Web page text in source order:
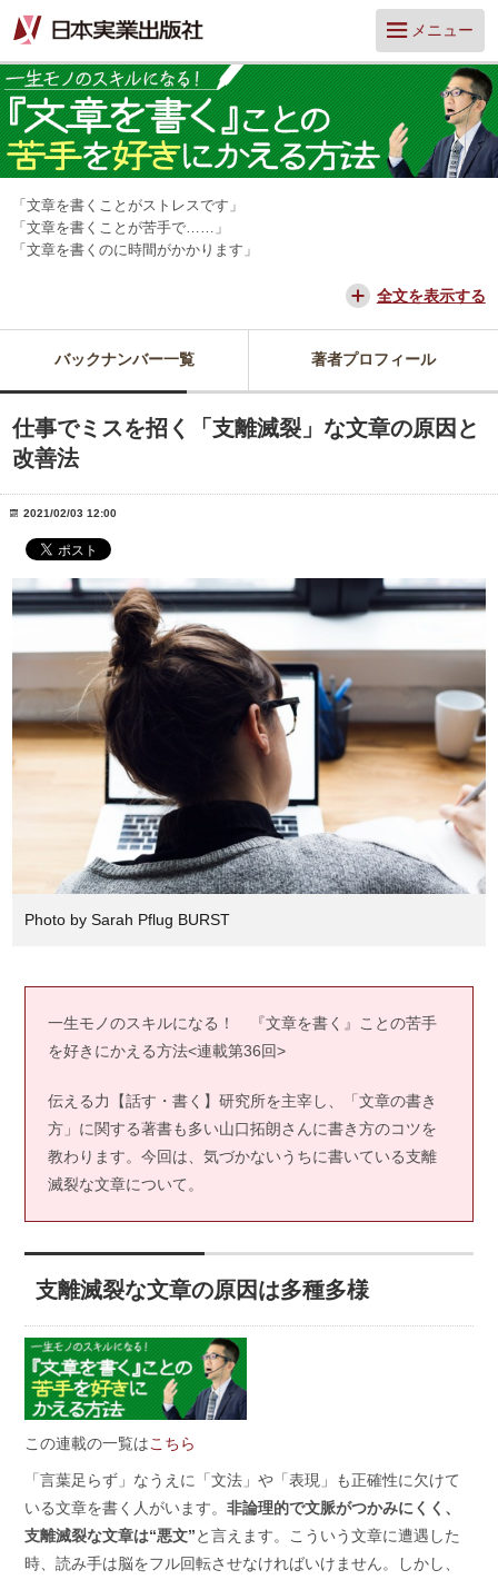
メニュー
「文章を書くことがストレスです」
「文章を書くことが苦手で……」
「文章を書くのに時間がかかります」
し、文章を書けるかどうかは、仕事の成果や周囲の評価に大きく関わり
も文章ってどう書けばいいんですか？』を著書にもつ、山口拓朗さんで
経験した中から導き出した、「書くことが嫌い」を「書くことが好き」
へと変える、文章作成のコツを教えてもらいます。
全文を表示する
バックナンバー一覧 著者プロフィール
仕事でミスを招く「支離滅裂」な文章の原因と
改善法
2021/02/03 12:00
Photo by Sarah Pflug BURST
一生モノのスキルになる！ 『文章を書く』ことの苦手
を好きにかえる方法<連載第36回>
伝える力【話す・書く】研究所を主宰し、「文章の書き
方」に関する著書も多い山口拓朗さんに書き方のコツを
教わります。今回は、気づかないうちに書いている支離
滅裂な文章について。
支離滅裂な文章の原因は多種多様
この連載の一覧はこちら
「言葉足らず」なうえに「文法」や「表現」も正確性に欠けて
いる文章を書く人がいます。 非論理的で文脈がつかみにくく、
支離滅裂な文章は“悪文”と言えます。こういう文章に遭遇した
時、読み手は脳をフル回転させなければいけません。しかし、